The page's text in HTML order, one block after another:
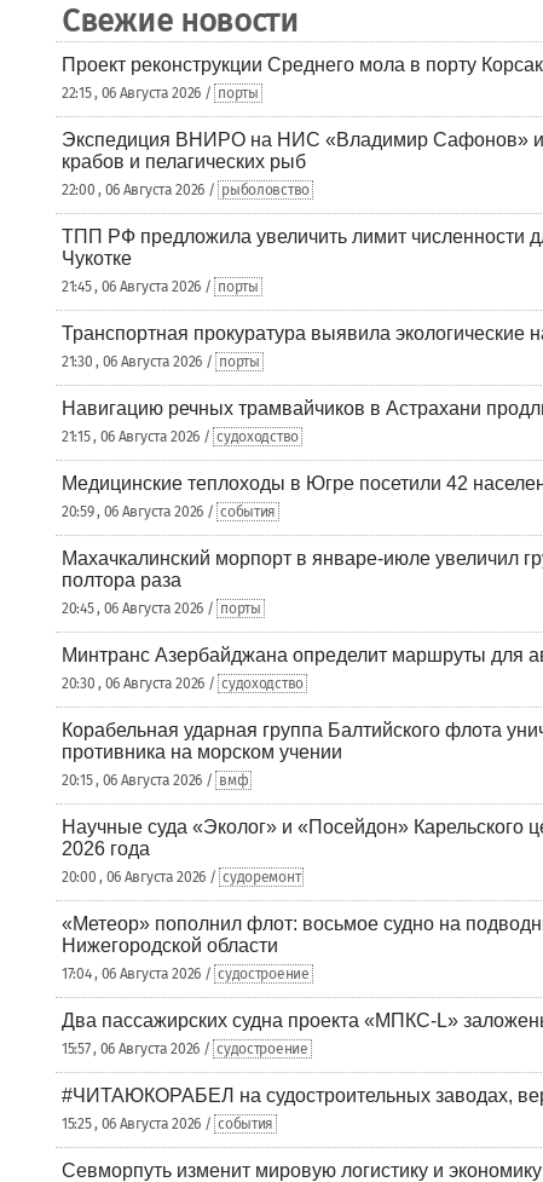
Свежие новости
Проект реконструкции Среднего мола в порту
22:15 , 06 Августа 2026 / порты
Экспедиция ВНИРО на НИС «Владимир Сафонов»
крабов и пелагических рыб
22:00 , 06 Августа 2026 / рыболовство
ТПП РФ предложила увеличить лимит численности
Чукотке
21:45 , 06 Августа 2026 / порты
Транспортная прокуратура выявила экологические
21:30 , 06 Августа 2026 / порты
Навигацию речных трамвайчиков в Астрахани
21:15 , 06 Августа 2026 / судоходство
Медицинские теплоходы в Югре посетили 42
20:59 , 06 Августа 2026 / события
Махачкалинский морпорт в январе-июле увеличил
полтора раза
20:45 , 06 Августа 2026 / порты
Минтранс Азербайджана определит маршруты для
20:30 , 06 Августа 2026 / судоходство
Корабельная ударная группа Балтийского флота
противника на морском учении
20:15 , 06 Августа 2026 / вмф
Научные суда «Эколог» и «Посейдон» Карельского
2026 года
20:00 , 06 Августа 2026 / судоремонт
«Метеор» пополнил флот: восьмое судно на
Нижегородской области
17:04 , 06 Августа 2026 / судостроение
Два пассажирских судна проекта «МПКС-L»
15:57 , 06 Августа 2026 / судостроение
#ЧИТАЮКОРАБЕЛ на судостроительных заводах,
15:25 , 06 Августа 2026 / события
Севморпуть изменит мировую логистику и